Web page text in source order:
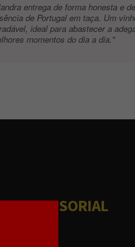
entrega de forma honesta e
de Portugal em taça. Um
ideal para abastecer a
momentos do dia a dia."
SENSORIAL